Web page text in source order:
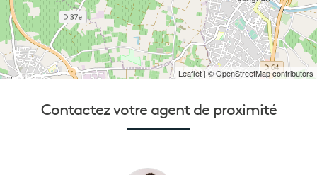
Leaflet| © OpenStreetMap contributors
Contactez votre agent de proximité